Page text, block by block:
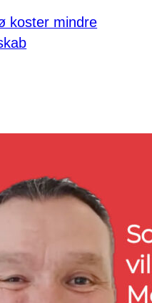
koster mindre